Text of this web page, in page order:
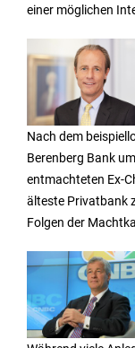
einer möglichen
Nach dem
Berenberg Bank
entmachteten Ex-
älteste Privatbank
Folgen der